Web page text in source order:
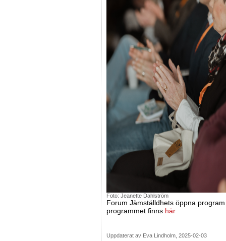
Foto: Jeanette Dahlström
Forum Jämställdhets öppna
programmet finns här
Uppdaterat av Eva Lindholm, 2025-02-03